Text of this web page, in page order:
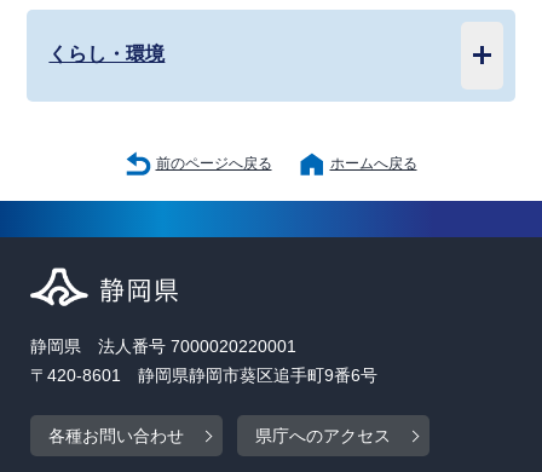
くらし・環境
前のページへ戻る ホームへ戻る
静岡県 法人番号 7000020220001
〒420-8601 静岡県静岡市葵区追手町9番6号
各種お問い合わせ 県庁へのアクセス